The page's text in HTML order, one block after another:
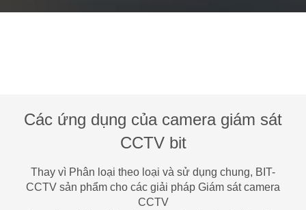
Các ứng dụng của camera giám sát
CCTV bit
Thay vì Phân loại theo loại và sử dụng chung, BIT-
CCTV sản phẩm cho các giải pháp Giám sát camera
CCTV